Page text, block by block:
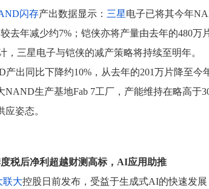
闪存产出数据显示： 三星电子已将其今年
去年减少约7%；铠侠亦将产量由去年的480万
，三星电子与铠侠的减产策略将持续至明年。
产出同比下降约10%，从去年的201万片降至今
NAND生产基地Fab 7工厂，产能维持在略高于
姿态。
税后净利超越财测高标，AI应用助推
联大控股日前发布，受益于生成式AI的快速发